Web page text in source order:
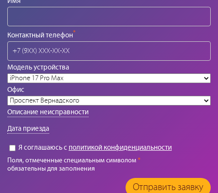
Контактный телефон*
Модель устройства
Офис
Описание неисправности
Дата приезда
Я соглашаюсь с политикой конфиденциальности
Поля, отмеченные специальным символом*
обязательны для заполнения
Отправить заявку